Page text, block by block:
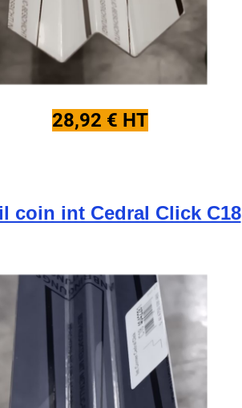
28,92 € HT
coin int Cedral Click C18